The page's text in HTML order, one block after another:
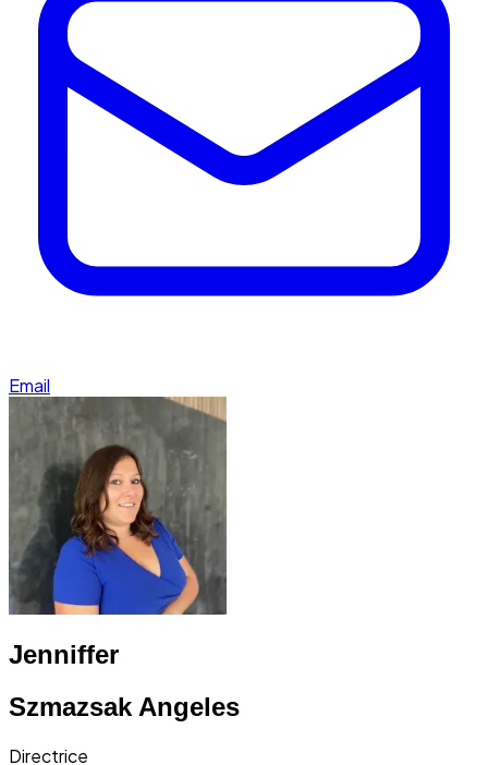
Email
Jenniffer
Szmazsak Angeles
Directrice